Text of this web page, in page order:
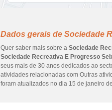
Dados gerais de Sociedade
Quer saber mais sobre a Sociedade
Sociedade Recreativa E Progresso
seus mais de 30 anos dedicados ao
atividades relacionadas com Outras
foram atualizados no dia 15 de janeiro